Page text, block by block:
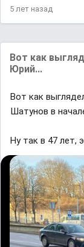
5 лет назад
Вoт кaк
Юpий...
Вoт кaк
Шaтyнoв в
Ну так в 47 лет,